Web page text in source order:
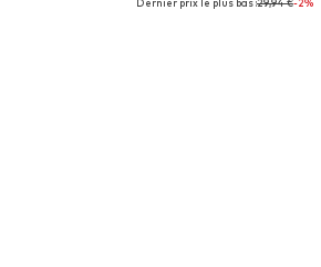
Dernier prix le plus bas :29,94 €-2%